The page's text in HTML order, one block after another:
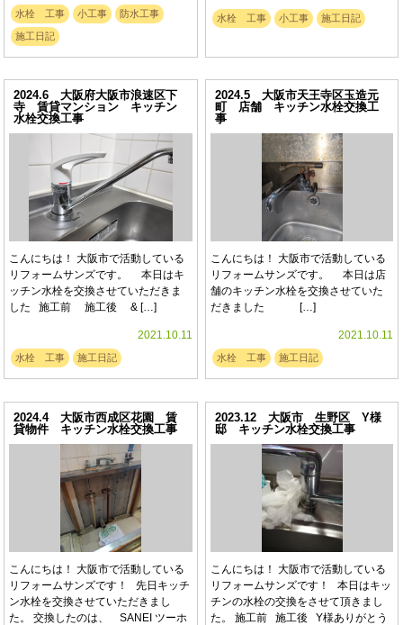
水栓 工事 小工事 防水工事
施工日記
水栓 工事 小工事 施工日記
2024.6 大阪府大阪市浪速区下
寺 賃貸マンション キッチン
水栓交換工事
こんにちは！ 大阪市で活動している
リフォームサンズです。 本日はキ
ッチン水栓を交換させていただきま
した 施工前 施工後 & […]
2021.10.11
水栓 工事 施工日記
2024.5 大阪市天王寺区玉造元
町 店舗 キッチン水栓交換工
事
こんにちは！ 大阪市で活動している
リフォームサンズです。 本日は店
舗のキッチン水栓を交換させていた
だきました […]
2021.10.11
水栓 工事 施工日記
2024.4 大阪市西成区花園 賃
貸物件 キッチン水栓交換工事
こんにちは！ 大阪市で活動している
リフォームサンズです！ 先日キッチ
ン水栓を交換させていただきまし
た。 交換したのは、 SANEI ツーホ
2023.12 大阪市 生野区 Y様
邸 キッチン水栓交換工事
こんにちは！ 大阪市で活動している
リフォームサンズです！ 本日はキッ
チンの水栓の交換をさせて頂きまし
た。 施工前 施工後 Y様ありがとう